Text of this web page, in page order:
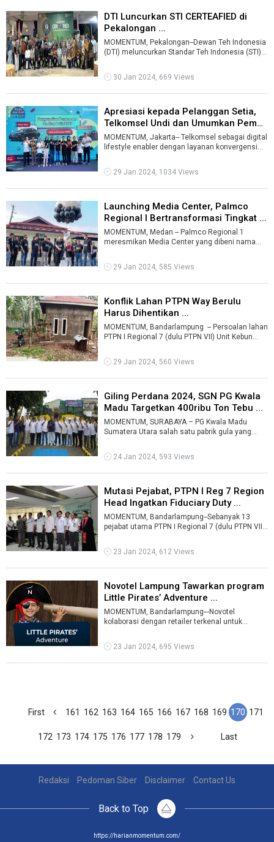
DTI Luncurkan STI CERTEAFIED di
Pekalongan ...
MOMENTUM, Pekalongan--Dewan Teh Indonesia
(DTI) meluncurkan Standar Teh Indonesia (STI) -
30 Jan 2024, 669 Views
Apresiasi kepada Pelanggan Setia,
Telkomsel Undi dan Umumkan Peme
...
MOMENTUM, Jakarta-- Telkomsel sebagai digital
lifestyle enabler dengan layanan konvergensi
29 Jan 2024, 1034 Views
Launching Media Center, Palmco
Regional I Bertransformasi Tingkat ...
MOMENTUM, Medan -- Palmco Regional 1
meresmikan Media Center yang dibeni nama
...
29 Jan 2024, 585 Views
Konflik Lahan PTPN Way Berulu
Harus Dihentikan ...
MOMENTUM, Bandarlampung -- Persoalan lahan
PTPN I Regional 7 (dulu PTPN VII) Unit Kebun
29 Jan 2024, 560 Views
Giling Perdana 2024, SGN PG Kwala
Madu Targetkan 400ribu Ton Tebu ...
MOMENTUM, SURABAYA – PG Kwala Madu
Sumatera Utara salah satu pabrik gula yang
24 Jan 2024, 593 Views
Mutasi Pejabat, PTPN I Reg 7 Region
Head Ingatkan Fiduciary Duty ...
MOMENTUM, Bandarlampung--Sebanyak 13
pejabat utama PTPN I Regional 7 (dulu PTPN VII)
23 Jan 2024, 612 Views
Novotel Lampung Tawarkan program
Little Pirates’ Adventure ...
MOMENTUM, Bandarlampung---Novotel
kolaborasi dengan retailer terkenal untuk
Mother ...
23 Jan 2024, 695 Views
First 161 162 163 164 165 166 167 168 169 170 171
172 173 174 175 176 177 178 179 Last
Redaksi Pedoman Siber Disclaimer Contact Us
Back to Top
https://harianmomentum.com/